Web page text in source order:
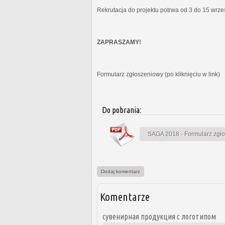
Rekrutacja do projektu potrwa od 3 do 15
ZAPRASZAMY!
Formularz zgłoszeniowy (po kliknięciu w link)
Do pobrania:
SAGA 2018 - Formularz
Dodaj komentarz
Komentarze
сувенирная продукция с логотипом